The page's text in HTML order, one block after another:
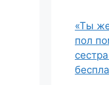
«Ты
пол